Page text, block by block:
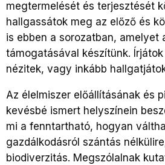
megtermelését és terjesztését
hallgassátok meg az előző és
is ebben a sorozatban, amelyet
támogatásával készítünk.
nézitek, vagy inkább
Az élelmiszer előállításának és
kevésbé ismert helyszínein
mi a fenntartható, hogyan
gazdálkodásról szántás
biodiverzitás. Megszólalnak